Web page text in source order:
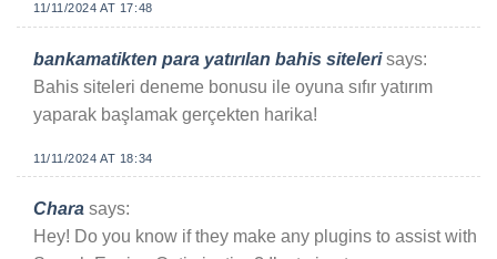
11/11/2024 AT 17:48
bankamatikten para yatırılan bahis siteleri says:
Bahis siteleri deneme bonusu ile oyuna sıfır yatırım
yaparak başlamak gerçekten harika!
11/11/2024 AT 18:34
Chara says:
Hey! Do you know if they make any plugins to assist with